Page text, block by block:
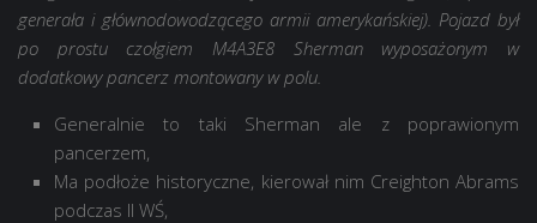
generała i głównodowodzącego armii amerykańskiej). Pojazd był
po prostu czołgiem M4A3E8 Sherman wyposażonym w
dodatkowy pancerz montowany w polu.
Generalnie to taki Sherman ale z poprawionym
pancerzem,
Ma podłoże historyczne, kierował nim Creighton Abrams
podczas II WŚ,